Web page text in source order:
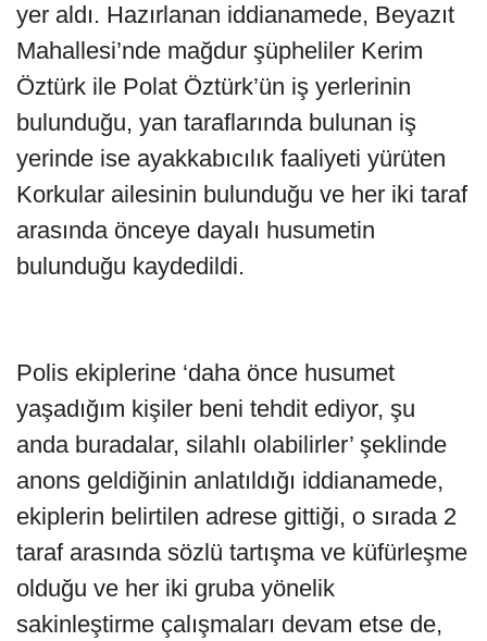
yer aldı. Hazırlanan iddianamede, Beyazıt
Mahallesi’nde mağdur şüpheliler Kerim
Öztürk ile Polat Öztürk’ün iş yerlerinin
bulunduğu, yan taraflarında bulunan iş
yerinde ise ayakkabıcılık faaliyeti yürüten
Korkular ailesinin bulunduğu ve her iki taraf
arasında önceye dayalı husumetin
bulunduğu kaydedildi.
Polis ekiplerine ‘daha önce husumet
yaşadığım kişiler beni tehdit ediyor, şu
anda buradalar, silahlı olabilirler’ şeklinde
anons geldiğinin anlatıldığı iddianamede,
ekiplerin belirtilen adrese gittiği, o sırada 2
taraf arasında sözlü tartışma ve küfürleşme
olduğu ve her iki gruba yönelik
sakinleştirme çalışmaları devam etse de,